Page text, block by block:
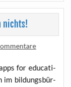
nichts!
for edu­ca­ti­
im bil­dungs­bür­